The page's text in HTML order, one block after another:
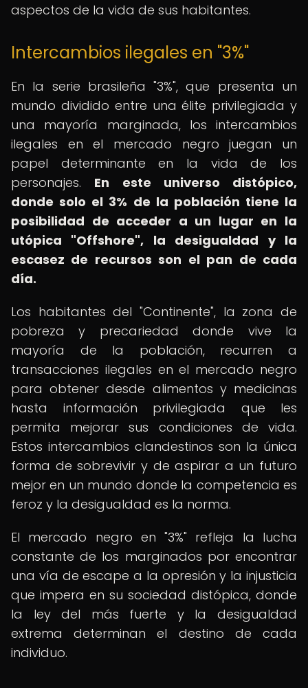
aspectos de la vida de sus habitantes.
Intercambios ilegales en "3%"
En la serie brasileña "3%", que presenta un
mundo dividido entre una élite privilegiada y
una mayoría marginada, los intercambios
ilegales en el mercado negro juegan un
papel determinante en la vida de los
personajes. En este universo distópico,
donde solo el 3% de la población tiene la
posibilidad de acceder a un lugar en la
utópica "Offshore", la desigualdad y la
escasez de recursos son el pan de cada
día.
Los habitantes del "Continente", la zona de
pobreza y precariedad donde vive la
mayoría de la población, recurren a
transacciones ilegales en el mercado negro
para obtener desde alimentos y medicinas
hasta información privilegiada que les
permita mejorar sus condiciones de vida.
Estos intercambios clandestinos son la única
forma de sobrevivir y de aspirar a un futuro
mejor en un mundo donde la competencia es
feroz y la desigualdad es la norma.
El mercado negro en "3%" refleja la lucha
constante de los marginados por encontrar
una vía de escape a la opresión y la injusticia
que impera en su sociedad distópica, donde
la ley del más fuerte y la desigualdad
extrema determinan el destino de cada
individuo.